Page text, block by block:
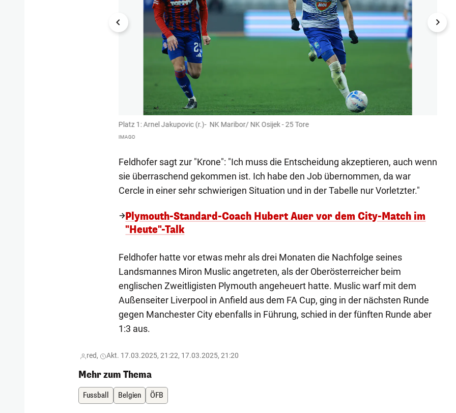
Platz 1: Arnel Jakupovic (r.)- NK Maribor/ NK Osijek - 25 Tore
IMAGO
Feldhofer sagt zur "Krone": "Ich muss die Entscheidung akzeptieren, auch wenn
sie überraschend gekommen ist. Ich habe den Job übernommen, da war
Cercle in einer sehr schwierigen Situation und in der Tabelle nur Vorletzter."
Plymouth-Standard-Coach Hubert Auer vor dem City-Match im
"Heute"-Talk
Feldhofer hatte vor etwas mehr als drei Monaten die Nachfolge seines
Landsmannes Miron Muslic angetreten, als der Oberösterreicher beim
englischen Zweitligisten Plymouth angeheuert hatte. Muslic warf mit dem
Außenseiter Liverpool in Anfield aus dem FA Cup, ging in der nächsten Runde
gegen Manchester City ebenfalls in Führung, schied in der fünften Runde aber
1:3 aus.
red, Akt. 17.03.2025, 21:22, 17.03.2025, 21:20
Mehr zum Thema
Fussball Belgien ÖFB